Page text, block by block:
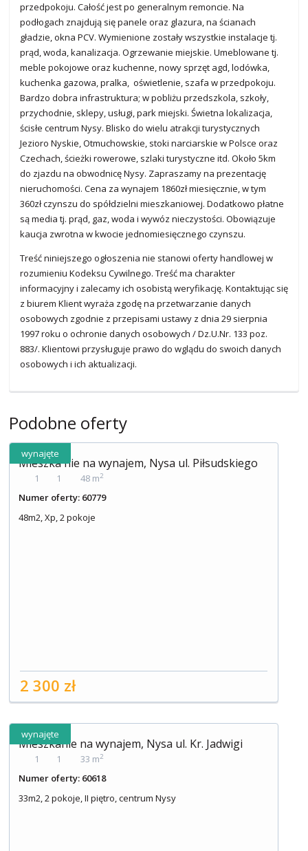
przedpokoju. Całość jest po generalnym remoncie. Na
podłogach znajdują się panele oraz glazura, na ścianach
gładzie, okna PCV. Wymienione zostały wszystkie instalacje tj.
prąd, woda, kanalizacja. Ogrzewanie miejskie. Umeblowane tj.
meble pokojowe oraz kuchenne, nowy sprzęt agd, lodówka,
kuchenka gazowa, pralka, oświetlenie, szafa w przedpokoju.
Bardzo dobra infrastruktura; w pobliżu przedszkola, szkoły,
przychodnie, sklepy, usługi, park miejski. Świetna lokalizacja,
ścisłe centrum Nysy. Blisko do wielu atrakcji turystycznych
Jezioro Nyskie, Otmuchowskie, stoki narciarskie w Polsce oraz
Czechach, ścieżki rowerowe, szlaki turystyczne itd. Około 5km
do zjazdu na obwodnicę Nysy. Zapraszamy na prezentację
nieruchomości. Cena za wynajem 1860zł miesięcznie, w tym
360zł czynszu do spółdzielni mieszkaniowej. Dodatkowo płatne
są media tj. prąd, gaz, woda i wywóz nieczystości. Obowiązuje
kaucja zwrotna w kwocie jednomiesięcznego czynszu.
Treść niniejszego ogłoszenia nie stanowi oferty handlowej w
rozumieniu Kodeksu Cywilnego. Treść ma charakter
informacyjny i zalecamy ich osobistą weryfikację. Kontaktując się
z biurem Klient wyraża zgodę na przetwarzanie danych
osobowych zgodnie z przepisami ustawy z dnia 29 sierpnia
1997 roku o ochronie danych osobowych / Dz.U.Nr. 133 poz.
883/. Klientowi przysługuje prawo do wglądu do swoich danych
osobowych i ich aktualizacji.
Podobne oferty
wynajęte
Mieszka nie na wynajem, Nysa ul. Piłsudskiego
1 1 48 m2
Numer oferty: 60779
48m2, Xp, 2 pokoje
2 300 zł
wynajęte
Mieszkanie na wynajem, Nysa ul. Kr. Jadwigi
1 1 33 m2
Numer oferty: 60618
33m2, 2 pokoje, II piętro, centrum Nysy